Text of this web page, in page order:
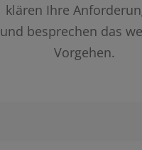
klären Ihre
und besprechen das
Vorgehen.